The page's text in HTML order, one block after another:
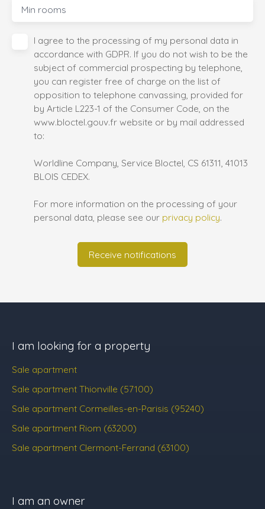
Min rooms
I agree to the processing of my personal data in
accordance with GDPR. If you do not wish to be the
subject of commercial prospecting by telephone,
you can register free of charge on the list of
opposition to telephone canvassing, provided for
by Article L223-1 of the Consumer Code, on the
www.bloctel.gouv.fr website or by mail addressed
to:
Worldline Company, Service Bloctel, CS 61311, 41013
BLOIS CEDEX.
For more information on the processing of your
personal data, please see our privacy policy.
Receive notifications
I am looking for a property
Sale apartment
Sale apartment Thionville (57100)
Sale apartment Cormeilles-en-Parisis (95240)
Sale apartment Riom (63200)
Sale apartment Clermont-Ferrand (63100)
I am an owner